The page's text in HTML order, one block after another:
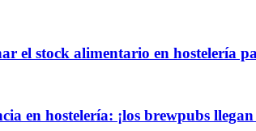
el stock alimentario en hostelería
en hostelería: ¡los brewpubs